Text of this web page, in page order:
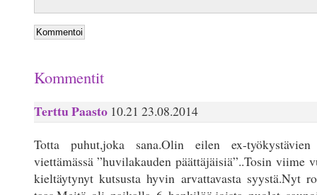
Kommentit
Terttu Paasto10.21 23.08.2014
Totta puhut,joka sana.Olin eilen ex-
viettämässä ”huvilakauden päättäjäisiä”..Tosin viime
kieltäytynyt kutsusta hyvin arvattavasta syystä.Nyt